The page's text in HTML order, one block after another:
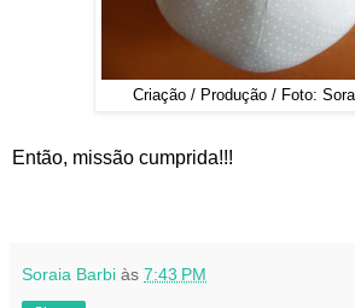
Criação / Produção / Foto:
Então, missão cumprida!!!
Soraia Barbi às 7:43 PM